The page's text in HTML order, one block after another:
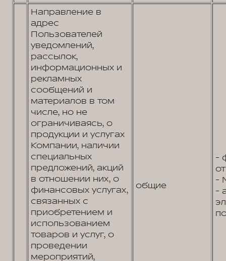
Направление в
адрес
Пользователей
уведомлений,
рассылок,
информационных и
рекламных
сообщений и
материалов в том
числе, но не
ограничиваясь, о
продукции и услугах
Компании, наличии
специальных
предложений, акций
в отношении них, о
финансовых услугах,
связанных с
приобретением и
использованием
товаров и услуг, о
проведении
мероприятий,
общие
-
-
-